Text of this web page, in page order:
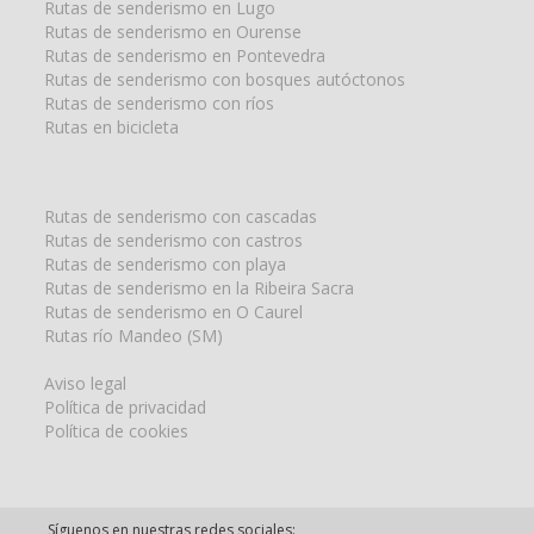
Rutas de senderismo en Lugo
Rutas de senderismo en Ourense
Rutas de senderismo en Pontevedra
Rutas de senderismo con bosques autóctonos
Rutas de senderismo con ríos
Rutas en bicicleta
Rutas de senderismo con cascadas
Rutas de senderismo con castros
Rutas de senderismo con playa
Rutas de senderismo en la Ribeira Sacra
Rutas de senderismo en O Caurel
Rutas río Mandeo (SM)
Aviso legal
Política de privacidad
Política de cookies